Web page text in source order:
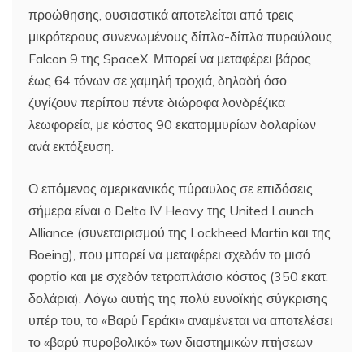
προώθησης, ουσιαστικά αποτελείται από τρεις
μικρότερους συνενωμένους δίπλα-δίπλα πυραύλους
Falcon 9 της SpaceX. Μπορεί να μεταφέρει βάρος
έως 64 τόνων σε χαμηλή τροχιά, δηλαδή όσο
ζυγίζουν περίπου πέντε διώροφα λονδρέζικα
λεωφορεία, με κόστος 90 εκατομμυρίων δολαρίων
ανά εκτόξευση.
Ο επόμενος αμερικανικός πύραυλος σε επιδόσεις
σήμερα είναι ο Delta IV Heavy της United Launch
Alliance (συνεταιρισμού της Lockheed Martin και της
Boeing), που μπορεί να μεταφέρει σχεδόν το μισό
φορτίο και με σχεδόν τετραπλάσιο κόστος (350 εκατ.
δολάρια). Λόγω αυτής της πολύ ευνοϊκής σύγκρισης
υπέρ του, το «Βαρύ Γεράκι» αναμένεται να αποτελέσει
το «βαρύ πυροβολικό» των διαστημικών πτήσεων